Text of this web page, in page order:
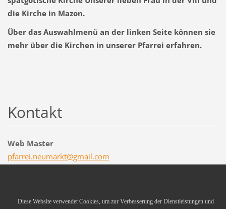
die Kirche in Mazon.
Über das Auswahlmenü an der linken Seite können sie
mehr über die Kirchen in unserer Pfarrei erfahren.
Diese Website verwendet Cookies, um zur Verbesserung der Dienstleistungen und
Kontakt
Web Master
pfarrei.neumarkt@gmail.com
© 2011 Alle Rechte vorbehalten.